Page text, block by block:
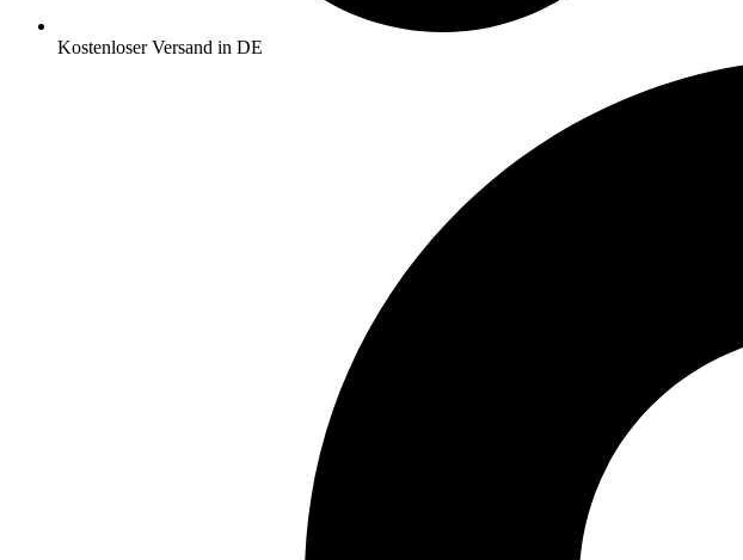
Kostenloser Versand in DE